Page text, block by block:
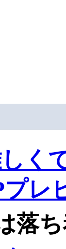
く
レ
落